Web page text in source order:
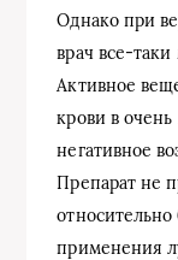
Однако при
врач все-
Активное
крови в
негативное
Препарат не
применения